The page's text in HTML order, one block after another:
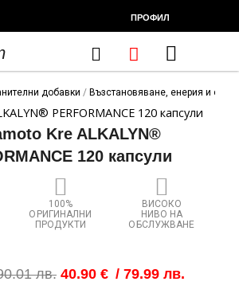
ПРОФИЛ
Cart
добавки / Възстановяване, енерия и сила
Kre ALKALYN®
120 капсули
100%
ОРИГИНАЛНИ
ПРОДУКТИ
ВИСОКО
НИВО НА
ОБСЛУЖВАНЕ
лв. 40.90 € / 79.99 лв.